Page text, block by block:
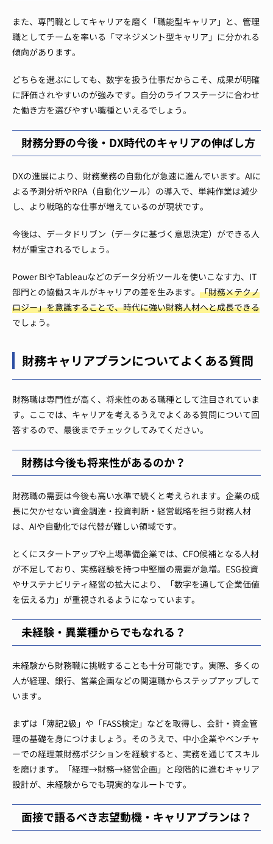
また、専門職としてキャリアを磨く「職能型キャリア」と、管理
職としてチームを率いる「マネジメント型キャリア」に分かれる
傾向があります。
どちらを選ぶにしても、数字を扱う仕事だからこそ、成果が明確
に評価されやすいのが強みです。自分のライフステージに合わせ
た働き方を選びやすい職種といえるでしょう。
財務分野の今後・DX時代のキャリアの伸ばし方
DXの進展により、財務業務の自動化が急速に進んでいます。AIに
よる予測分析やRPA（自動化ツール）の導入で、単純作業は減少
し、より戦略的な仕事が増えているのが現状です。
今後は、データドリブン（データに基づく意思決定）ができる人
材が重宝されるでしょう。
Power BIやTableauなどのデータ分析ツールを使いこなす力、IT
部門との協働スキルがキャリアの差を生みます。 「財務×テクノ
ロジー」を意識することで、時代に強い財務人材へと成長できる
でしょう。
財務キャリアプランについてよくある質問
財務職は専門性が高く、将来性のある職種として注目されていま
す。ここでは、キャリアを考えるうえでよくある質問について回
答するので、最後までチェックしてみてください。
財務は今後も将来性があるのか？
財務職の需要は今後も高い水準で続くと考えられます。企業の成
長に欠かせない資金調達・投資判断・経営戦略を担う財務人材
は、AIや自動化では代替が難しい領域です。
とくにスタートアップや上場準備企業では、CFO候補となる人材
が不足しており、実務経験を持つ中堅層の需要が急増。ESG投資
やサステナビリティ経営の拡大により、「数字を通して企業価値
を伝える力」が重視されるようになっています。
未経験・異業種からでもなれる？
未経験から財務職に挑戦することも十分可能です。実際、多くの
人が経理、銀行、営業企画などの関連職からステップアップして
います。
まずは「簿記2級」や「FASS検定」などを取得し、会計・資金管
理の基礎を身につけましょう。そのうえで、中小企業やベンチャ
ーでの経理兼財務ポジションを経験すると、実務を通じてスキル
を磨けます。「経理→財務→経営企画」と段階的に進むキャリア
設計が、未経験からでも現実的なルートです。
面接で語るべき志望動機・キャリアプランは？